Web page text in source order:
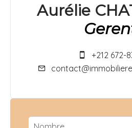
Aurélie
+212 672-